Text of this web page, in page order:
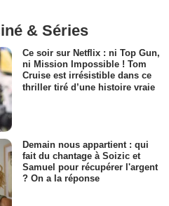
& Séries
Ce soir sur Netflix : ni Top Gun,
ni Mission Impossible ! Tom
Cruise est irrésistible dans ce
thriller tiré d’une histoire vraie
Demain nous appartient : qui
fait du chantage à Soizic et
Samuel pour récupérer l'argent
? On a la réponse